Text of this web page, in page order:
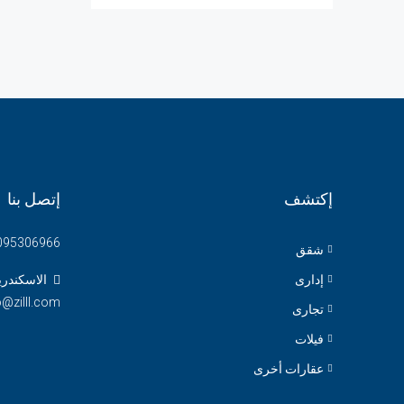
إكتشف
شقق
إدارى
تجارى
فيلات
عقارات أخرى
إتصل بنا